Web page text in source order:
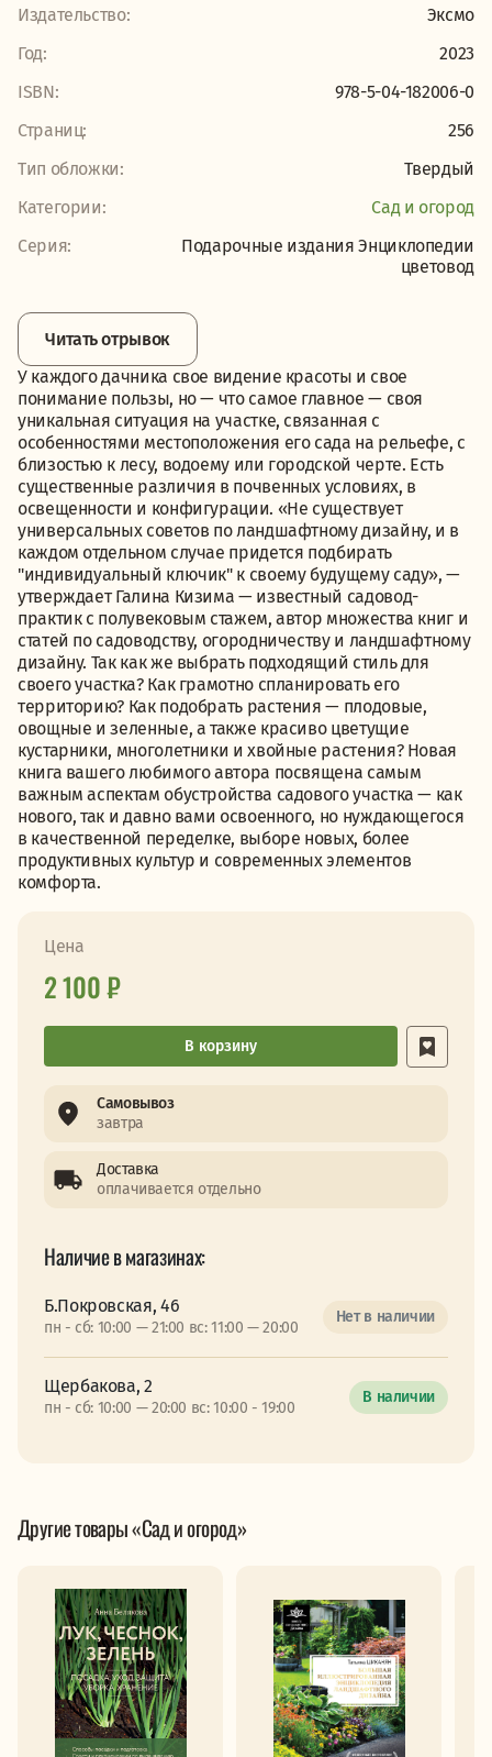
Издательство:
Эксмо
Год:
2023
ISBN:
978-5-04-182006-0
Страниц:
256
Тип обложки:
Твердый
Категории:
Сад и огород
Серия:
Подарочные издания Энциклопедии
цветовод
Читать отрывок
У каждого дачника свое видение красоты и свое
понимание пользы, но — что самое главное — своя
уникальная ситуация на участке, связанная с
особенностями местоположения его сада на рельефе, с
близостью к лесу, водоему или городской черте. Есть
существенные различия в почвенных условиях, в
освещенности и конфигурации. «Не существует
универсальных советов по ландшафтному дизайну, и в
каждом отдельном случае придется подбирать
"индивидуальный ключик" к своему будущему саду», —
утверждает Галина Кизима — известный садовод-
практик с полувековым стажем, автор множества книг и
статей по садоводству, огородничеству и ландшафтному
дизайну. Так как же выбрать подходящий стиль для
своего участка? Как грамотно спланировать его
территорию? Как подобрать растения — плодовые,
овощные и зеленные, а также красиво цветущие
кустарники, многолетники и хвойные растения? Новая
книга вашего любимого автора посвящена самым
важным аспектам обустройства садового участка — как
нового, так и давно вами освоенного, но нуждающегося
в качественной переделке, выборе новых, более
продуктивных культур и современных элементов
комфорта.
Цена
2 100 ₽
В корзину
Самовывоз
завтра
Доставка
оплачивается отдельно
Наличие в магазинах:
Б.Покровская, 46
пн - сб: 10:00 — 21:00 вс: 11:00 — 20:00
Нет в наличии
Щербакова, 2
пн - сб: 10:00 — 20:00 вс: 10:00 - 19:00
В наличии
Другие товары «Сад и огород»